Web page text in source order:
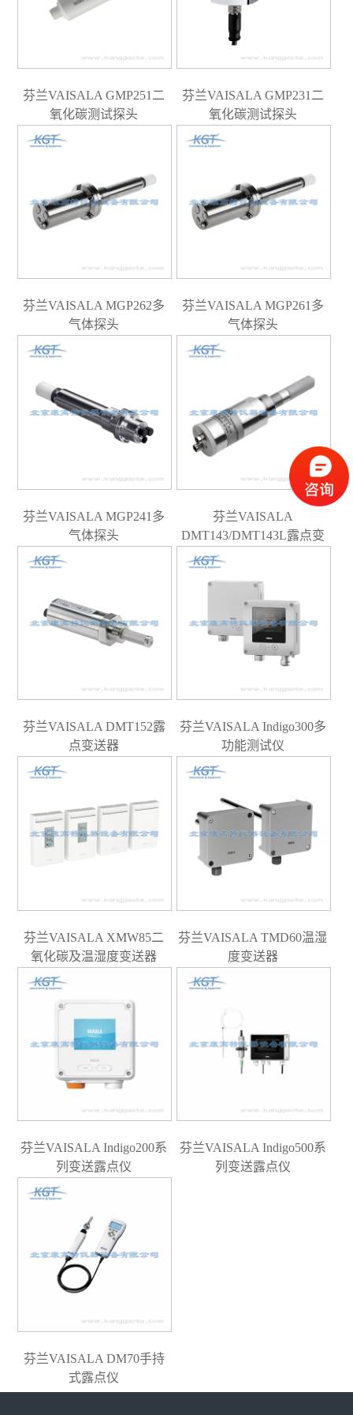
芬兰VAISALA GMP251二
氧化碳测试探头
芬兰VAISALA GMP231二
氧化碳测试探头
芬兰VAISALA MGP262多
气体探头
芬兰VAISALA MGP261多
气体探头
芬兰VAISALA MGP241多
气体探头
芬兰VAISALA
DMT143/DMT143L露点变
芬兰VAISALA DMT152露
点变送器
芬兰VAISALA Indigo300多
功能测试仪
芬兰VAISALA XMW85二
氧化碳及温湿度变送器
芬兰VAISALA TMD60温湿
度变送器
芬兰VAISALA Indigo200系
列变送露点仪
芬兰VAISALA Indigo500系
列变送露点仪
芬兰VAISALA DM70手持
式露点仪